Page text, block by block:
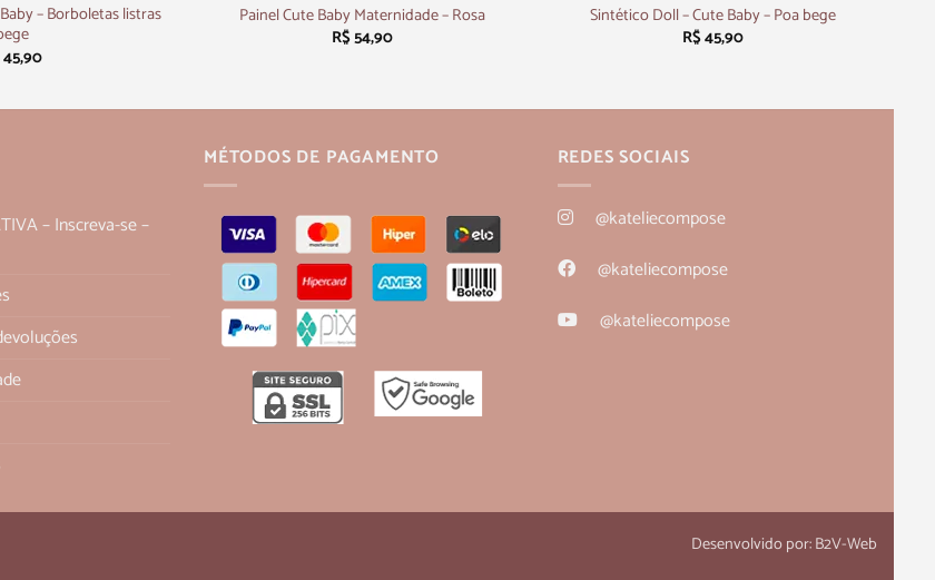
– Borboletas listras
45,90
Painel Cute Baby Maternidade – Rosa
R$54,90
Sintético Doll – Cute Baby – Poa bege
R$45,90
– Inscreva-se –
MÉTODOS DE PAGAMENTO REDES SOCIAIS
@kateliecompose
@kateliecompose
@kateliecompose
Desenvolvido por:B2V-Web